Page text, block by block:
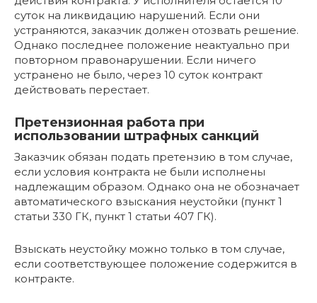
суток на ликвидацию нарушений. Если они
устраняются, заказчик должен отозвать решение.
Однако последнее положение неактуально при
повторном правонарушении. Если ничего
устранено не было, через 10 суток контракт
действовать перестает.
Претензионная работа при
использовании штрафных санкций
Заказчик обязан подать претензию в том случае,
если условия контракта не были исполнены
надлежащим образом. Однако она не обозначает
автоматического взыскания неустойки (пункт 1
статьи 330 ГК, пункт 1 статьи 407 ГК).
Взыскать неустойку можно только в том случае,
если соответствующее положение содержится в
контракте.